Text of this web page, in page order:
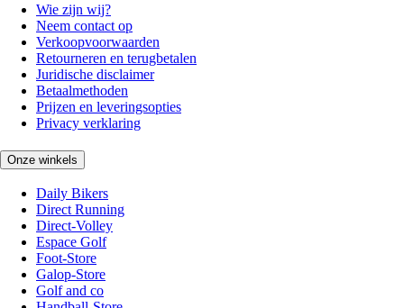
Wie zijn wij?
Neem contact op
Verkoopvoorwaarden
Retourneren en terugbetalen
Juridische disclaimer
Betaalmethoden
Prijzen en leveringsopties
Privacy verklaring
Onze winkels
Daily Bikers
Direct Running
Direct-Volley
Espace Golf
Foot-Store
Galop-Store
Golf and co